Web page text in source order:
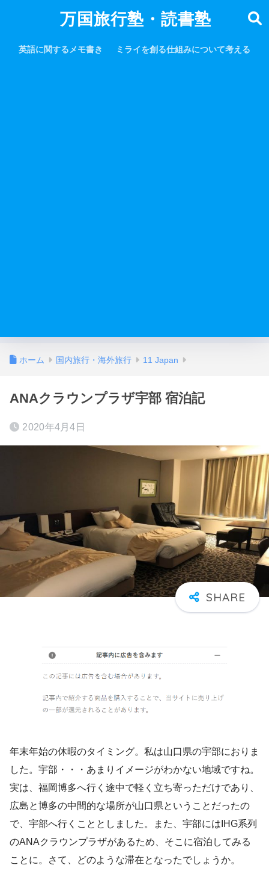
万国旅行塾・読書塾
英語に関するメモ書き ミライを創る仕組みについて考える
ホーム 国内旅行・海外旅行 11 Japan
ANAクラウンプラザ宇部 宿泊記
2020年4月4日
年末年始の休暇のタイミング。私は山口県の宇部におりま
した。宇部・・・あまりイメージがわかない地域ですね。
実は、福岡博多へ行く途中で軽く立ち寄っただけであり、
広島と博多の中間的な場所が山口県ということだったの
で、宇部へ行くこととしました。また、宇部にはIHG系列
のANAクラウンプラザがあるため、そこに宿泊してみる
ことに。さて、どのような滞在となったでしょうか。